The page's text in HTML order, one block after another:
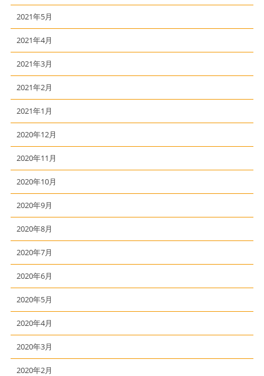
2021年5月
2021年4月
2021年3月
2021年2月
2021年1月
2020年12月
2020年11月
2020年10月
2020年9月
2020年8月
2020年7月
2020年6月
2020年5月
2020年4月
2020年3月
2020年2月